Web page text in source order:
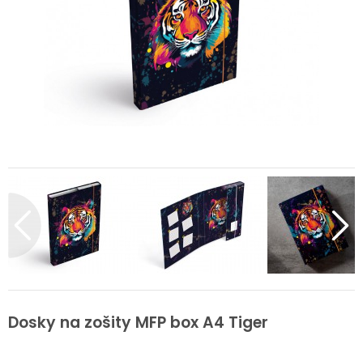
Dosky na zošity MFP box A4 Tiger